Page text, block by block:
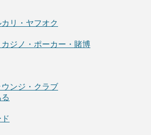
リ・ヤフオク
ジノ・ポーカー・賭博
ンジ・クラブ